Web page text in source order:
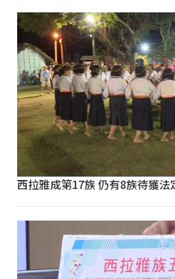
西拉雅成第17族 仍有8族待獲法